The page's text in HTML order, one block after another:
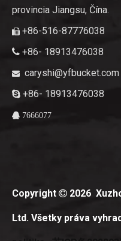
provincia Jiangsu, Čína.
 +86-516-87776038
 +86- 18913476038
 caryshi@yfbucket.com
 +86- 18913476038
 7666077
Copyright  2026
Ltd. Všetky práva